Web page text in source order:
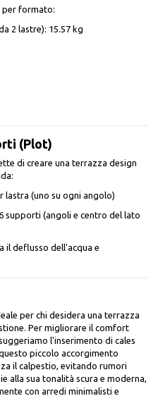
per formato:
2 lastre): 15.57 kg
(Plot)
di creare una terrazza design
lastra (uno su ogni angolo)
supporti (angoli e centro del lato
il deflusso dell'acqua e
per chi desidera una terrazza
Per migliorare il comfort
l'inserimento di cales
piccolo accorgimento
il calpestio, evitando rumori
alla sua tonalità scura e moderna,
con arredi minimalisti e